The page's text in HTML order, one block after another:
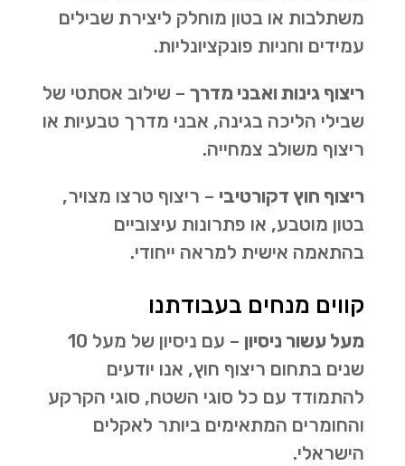
משתלבות או בטון מוחלק ליצירת שבילים
עמידים וחניות פונקציונליות.
ריצוף גינות ואבני מדרך– שילוב אסתטי של
שבילי הליכה בגינה, אבני מדרך טבעיות או
ריצוף משולב צמחייה.
ריצוף חוץ דקורטיבי – ריצוף טרצו מצויר,
בטון מוטבע, או פתרונות עיצוביים
בהתאמה אישית למראה ייחודי.
קווים מנחים בעבודתנו
מעל עשור ניסיון
– עם ניסיון של מעל 10
שנים בתחום ריצוף חוץ, אנו יודעים
להתמודד עם כל סוגי השטח, סוגי הקרקע
והחומרים המתאימים ביותר לאקלים
הישראלי.